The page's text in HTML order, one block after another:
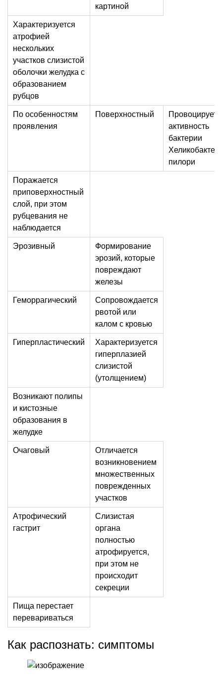
картиной
Характеризуется
атрофией
нескольких
участков слизистой
оболочки желудка с
образованием
рубцов
По особенностям
проявления
Поверхностный
Провоцирует
активность
бактерии
Хеликобактер
пилори
Поражается
приповерхностный
слой, при этом
рубцевания не
наблюдается
Эрозивный
Формирование
эрозий, которые
повреждают
железы
Геморрагический
Сопровождается
рвотой или
калом с кровью
Гиперпластический
Характеризуется
гиперплазией
слизистой
(утолщением)
Возникают полипы
и кистозные
образования в
желудке
Очаговый
Отличается
возникновением
множественных
поврежденных
участков
Атрофический
гастрит
Слизистая
органа
полностью
атрофируется,
при этом не
происходит
секреции
Пища перестает
перевариваться
Как распознать: симптомы